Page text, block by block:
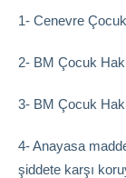
1- Cenevre
2- BM Çocuk
3- BM Çocuk
4- Anayasa
şiddete karşı